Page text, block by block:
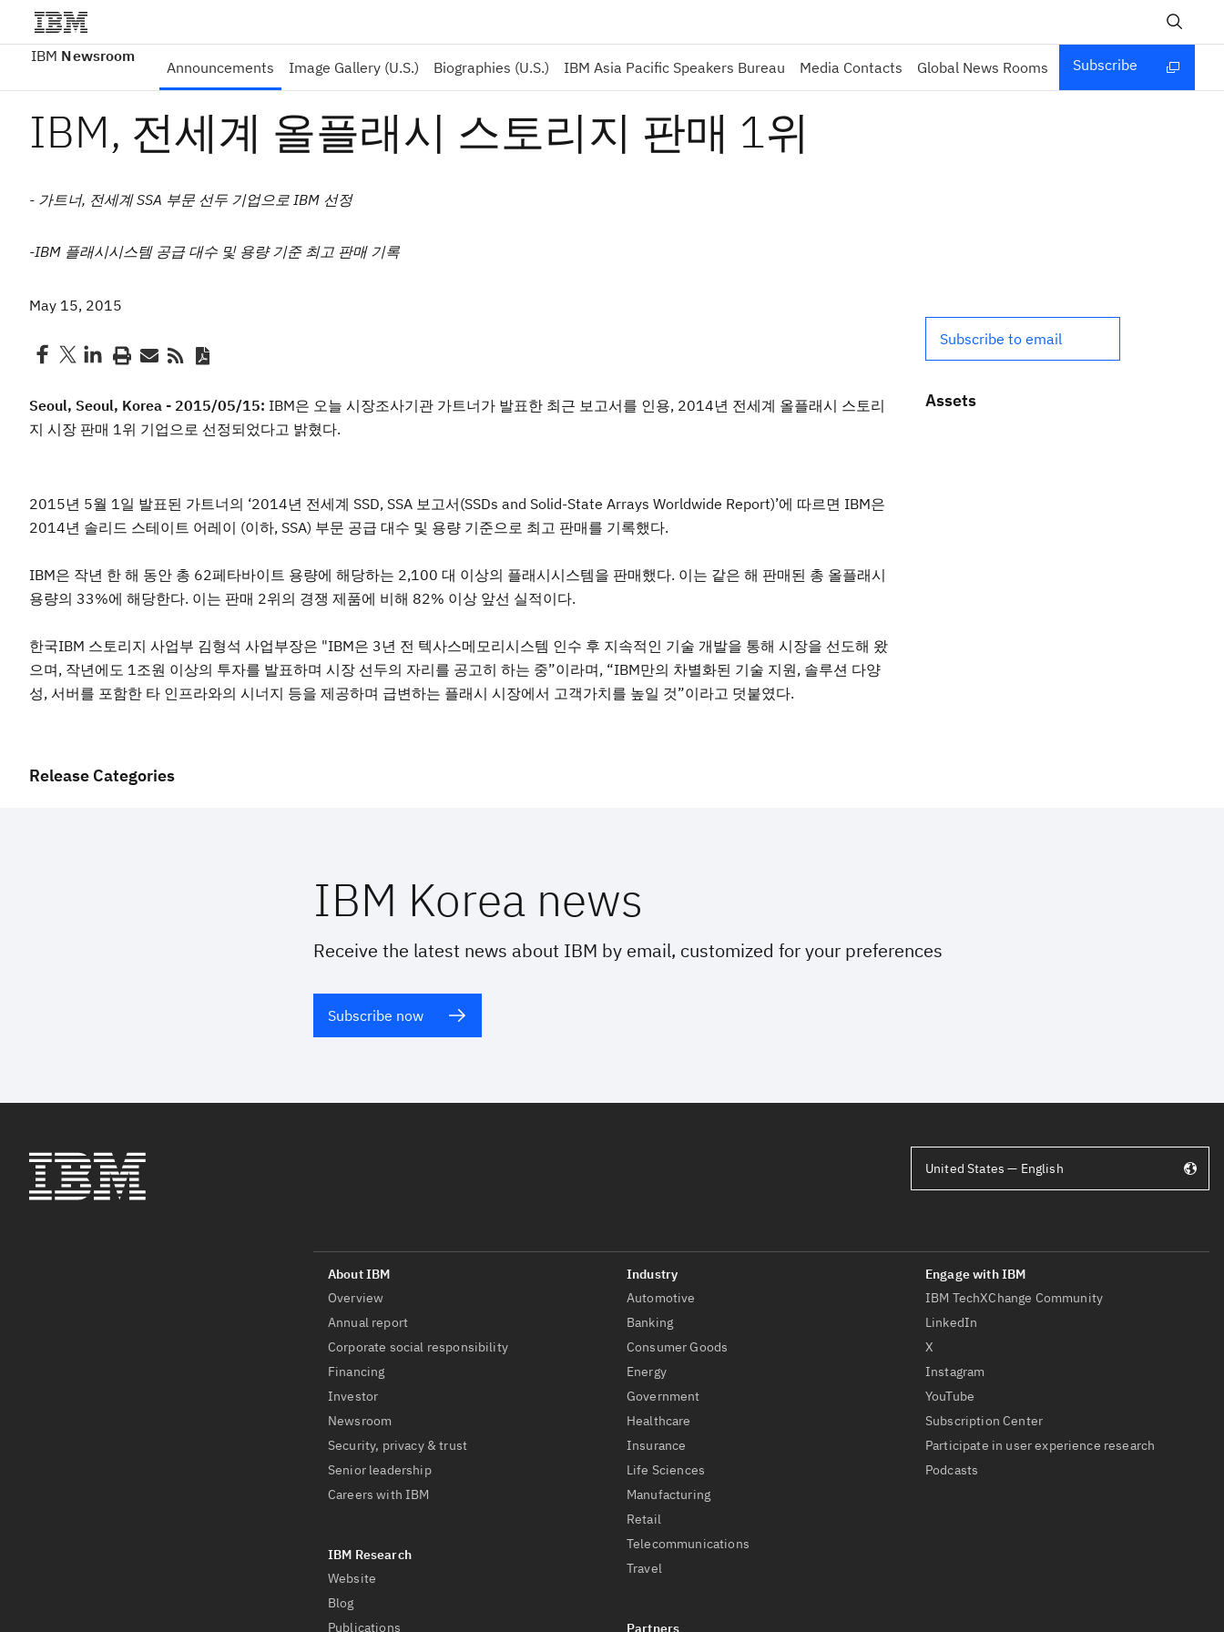
IBM Newsroom
Announcements Image Gallery (U.S.) Biographies (U.S.) IBM Asia Pacific Speakers Bureau Media Contacts Global News Rooms Subscribe
IBM, 전세계 올플래시 스토리지 판매 1위
- 가트너, 전세계 SSA 부문 선두 기업으로 IBM 선정
-IBM 플래시시스템 공급 대수 및 용량 기준 최고 판매 기록
May 15, 2015
Seoul, Seoul, Korea - 2015/05/15: IBM은 오늘 시장조사기관 가트너가 발표한 최근 보고서를 인용, 2014년 전세계 올플래시 스토리
지 시장 판매 1위 기업으로 선정되었다고 밝혔다.
2015년 5월 1일 발표된 가트너의 ‘2014년 전세계 SSD, SSA 보고서(SSDs and Solid-State Arrays Worldwide Report)’에 따르면 IBM은
2014년 솔리드 스테이트 어레이 (이하, SSA) 부문 공급 대수 및 용량 기준으로 최고 판매를 기록했다.
IBM은 작년 한 해 동안 총 62페타바이트 용량에 해당하는 2,100 대 이상의 플래시시스템을 판매했다. 이는 같은 해 판매된 총 올플래시
용량의 33%에 해당한다. 이는 판매 2위의 경쟁 제품에 비해 82% 이상 앞선 실적이다.
한국IBM 스토리지 사업부 김형석 사업부장은 "IBM은 3년 전 텍사스메모리시스템 인수 후 지속적인 기술 개발을 통해 시장을 선도해 왔
으며, 작년에도 1조원 이상의 투자를 발표하며 시장 선두의 자리를 공고히 하는 중”이라며, “IBM만의 차별화된 기술 지원, 솔루션 다양
성, 서버를 포함한 타 인프라와의 시너지 등을 제공하며 급변하는 플래시 시장에서 고객가치를 높일 것”이라고 덧붙였다.
Release Categories
Subscribe to email
Assets
IBM Korea news
Receive the latest news about IBM by email, customized for your preferences
Subscribe now
Overview
Annual report
Corporate social responsibility
Financing
Investor
Newsroom
Security, privacy & trust
Senior leadership
Careers with IBM
Website
Blog
Publications
Automotive
Banking
Consumer Goods
Energy
Government
Healthcare
Insurance
Life Sciences
Manufacturing
Retail
Telecommunications
Travel
IBM TechXChange Community
LinkedIn
X
Instagram
YouTube
Subscription Center
Participate in user experience research
Podcasts
United States — English